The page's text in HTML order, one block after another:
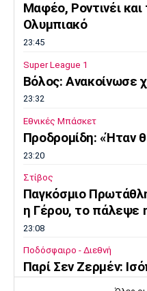
Μαφέο, Ροντινέι
Ολυμπιακό
23:45
Super League 1
Βόλος: Ανακοίνωσε
23:32
Εθνικές Μπάσκετ
Προδρομίδη: «Ήταν
23:20
Στίβος
Παγκόσμιο
η Γέρου, το πάλεψε
23:08
Ποδόσφαιρο - Διεθνή
Παρί Σεν Ζερμέν:
Μάντσεστερ